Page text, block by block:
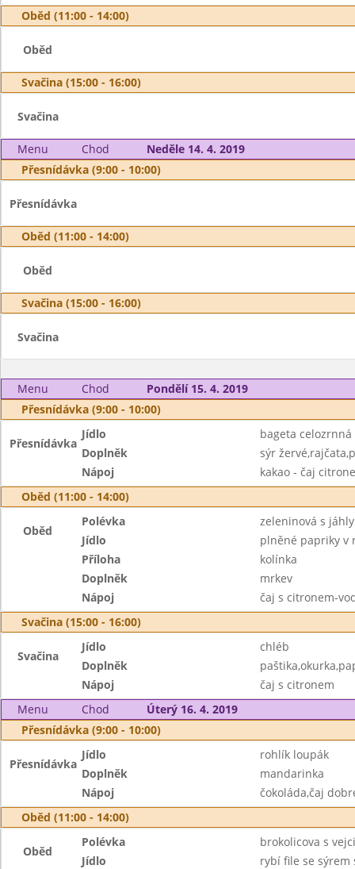
Oběd (11:00 - 14:00)
Oběd
Svačina (15:00 - 16:00)
Svačina
Menu Chod
Neděle 14. 4. 2019
Přesnídávka (9:00 - 10:00)
Přesnídávka
Oběd (11:00 - 14:00)
Oběd
Svačina (15:00 - 16:00)
Svačina
Menu Chod
Pondělí 15. 4. 2019
Přesnídávka (9:00 - 10:00)
Přesnídávka
Jídlo
bageta celozrnná
Doplněk
sýr
Nápoj
kakao - čaj
Oběd (11:00 - 14:00)
Oběd
Polévka
zeleninová s
Jídlo
plněné papriky v
Příloha
kolínka
Doplněk
mrkev
Nápoj
čaj s citronem-
Svačina (15:00 - 16:00)
Svačina
Jídlo
chléb
Doplněk
Nápoj
čaj s citronem
Menu
Chod
Úterý 16. 4. 2019
Přesnídávka (9:00 - 10:00)
Přesnídávka
Jídlo
rohlík loupák
Doplněk
mandarinka
Nápoj
čokoláda,čaj
Oběd (11:00 - 14:00)
Oběd
Polévka
brokolicova s vejci
Jídlo
rybí file se sýrem